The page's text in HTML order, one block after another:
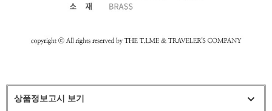
상품정보고시 보기